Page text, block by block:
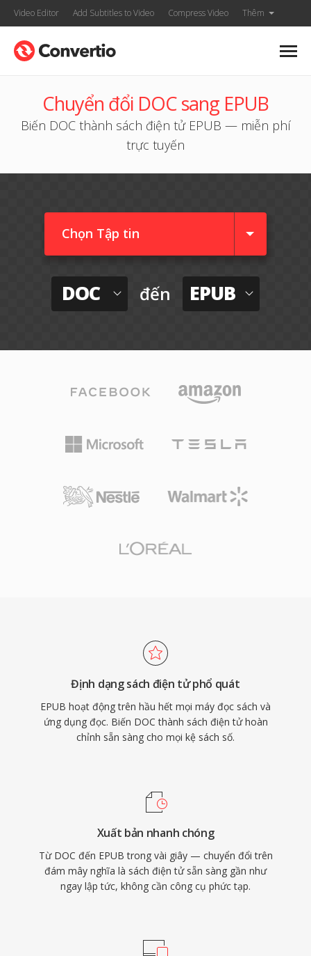
Video Editor Add Subtitles to Video Compress Video Thêm
Chuyển đổi DOC sang EPUB
Biến DOC thành sách điện tử EPUB — miễn phí
trực tuyến
Chọn Tập tin
DOC đến EPUB
Định dạng sách điện tử phổ quát
EPUB hoạt động trên hầu hết mọi máy đọc sách và
ứng dụng đọc. Biến DOC thành sách điện tử hoàn
chỉnh sẵn sàng cho mọi kệ sách số.
Xuất bản nhanh chóng
Từ DOC đến EPUB trong vài giây — chuyển đổi trên
đám mây nghĩa là sách điện tử sẵn sàng gần như
ngay lập tức, không cần công cụ phức tạp.